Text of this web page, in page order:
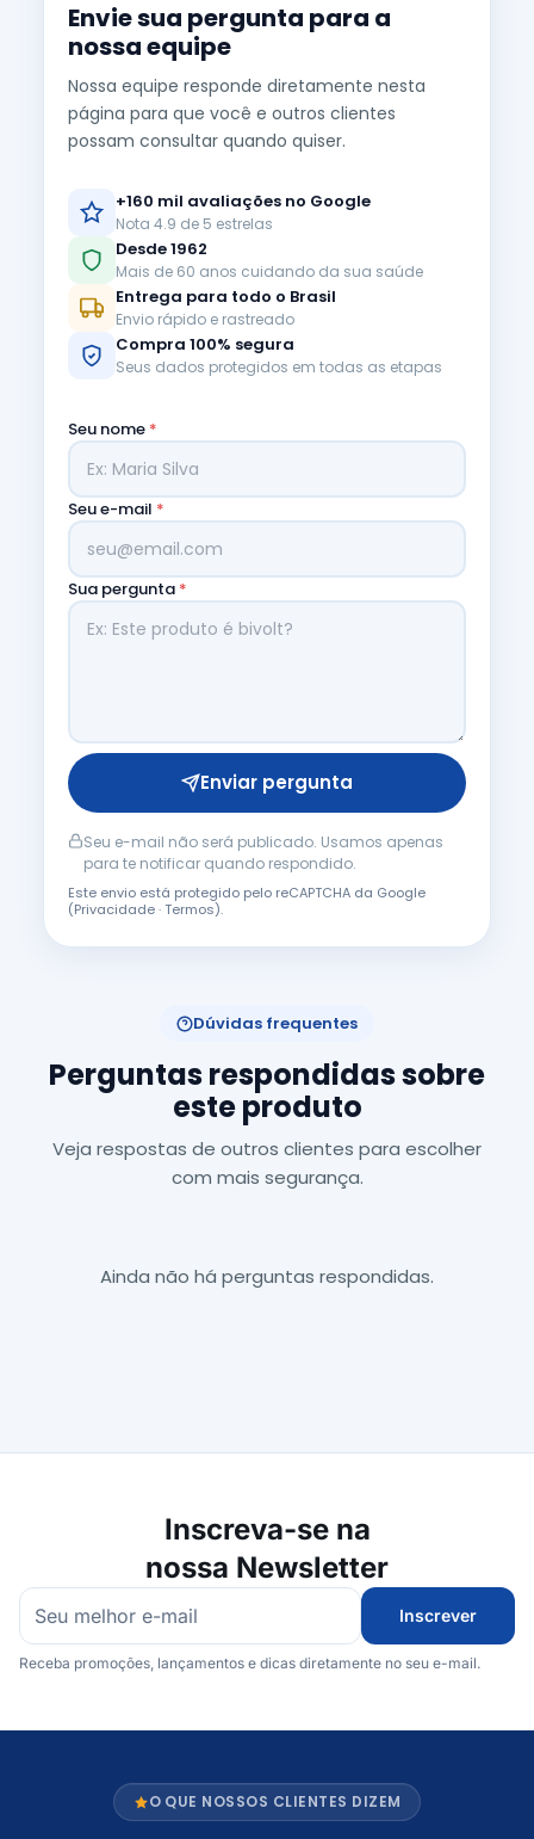
Envie sua pergunta para a
nossa equipe
Nossa equipe responde diretamente nesta
página para que você e outros clientes
possam consultar quando quiser.
+160 mil avaliações no Google
Nota 4.9 de 5 estrelas
Desde 1962
Mais de 60 anos cuidando da sua saúde
Entrega para todo o Brasil
Envio rápido e rastreado
Compra 100% segura
Seus dados protegidos em todas as etapas
Seu nome *
Seu e-mail *
Sua pergunta *
Enviar pergunta
Seu e-mail não será publicado. Usamos apenas
para te notificar quando respondido.
Este envio está protegido pelo reCAPTCHA da Google
(Privacidade·Termos).
Dúvidas frequentes
Perguntas respondidas sobre
este produto
Veja respostas de outros clientes para escolher
com mais segurança.
Ainda não há perguntas respondidas.
Inscreva-se na
nossa Newsletter
Inscrever
Receba promoções, lançamentos e dicas diretamente no seu e-mail.
O QUE NOSSOS CLIENTES DIZEM